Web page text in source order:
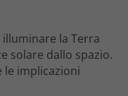
la Terra
solare dallo spazio.
le implicazioni